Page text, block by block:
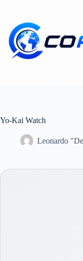
contenuto
Yo-Kai Watch
Leonardo